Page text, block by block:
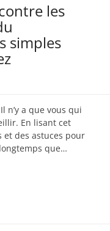
les
simples
n’y a que vous qui
En lisant cet
et des astuces pour
que…